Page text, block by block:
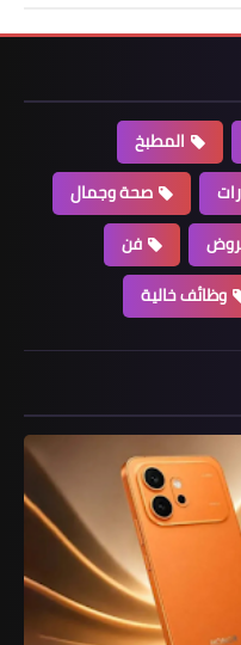
المطبخ
صحة وجمال
فن
وظائف خالية